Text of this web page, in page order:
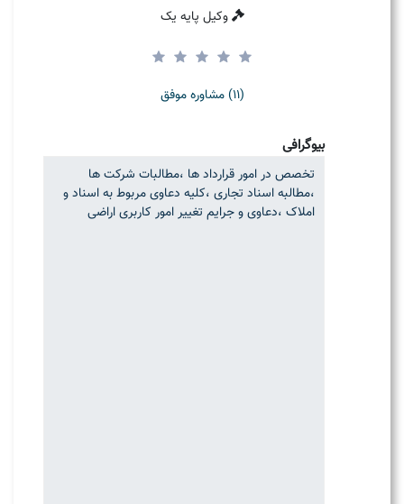
وکیل پایه یک
(11) مشاوره موفق
بیوگرافی